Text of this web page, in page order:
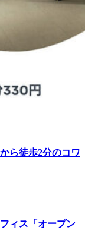
ら徒歩2分のコワ
ィス「オープン